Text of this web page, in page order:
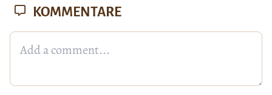
KOMMENTARE